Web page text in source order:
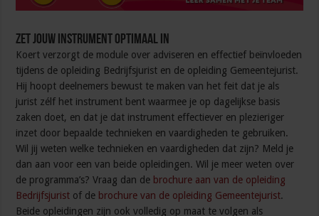
Zet jouw instrument optimaal in
Koert verzorgt de module over adviseren en effectief beïnvloeden
tijdens de opleiding Bedrijfsjurist en de opleiding Gemeentejurist.
Hij hoopt deelnemers bewust te maken van het feit dat je als
jurist zélf het instrument bent waarmee je op dagelijkse basis
zaken doet, en dat je dat instrument effectiever en plezieriger
inzet door bepaalde technieken en vaardigheden te gebruiken.
Wil jij weten welke technieken en vaardigheden dat zijn? Meld je
dan aan voor een van beide opleidingen. Wil je meer weten over
de programma’s? Vraag dan de brochure aan van de opleiding
Bedrijfsjurist of de brochure van de opleiding Gemeentejurist.
Beide opleidingen zijn ook volledig op maat te volgen als